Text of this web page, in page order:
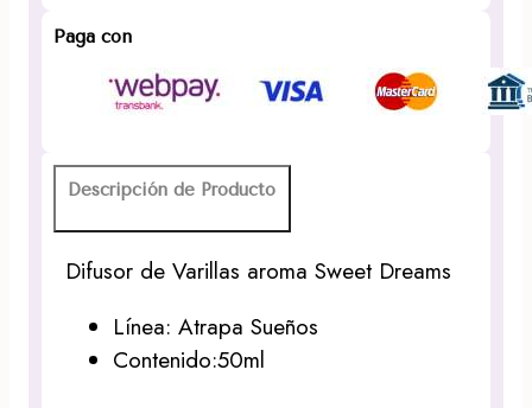
Paga con
Descripción de Producto
Difusor de Varillas aroma Sweet Dreams
Línea: Atrapa Sueños
Contenido:50ml